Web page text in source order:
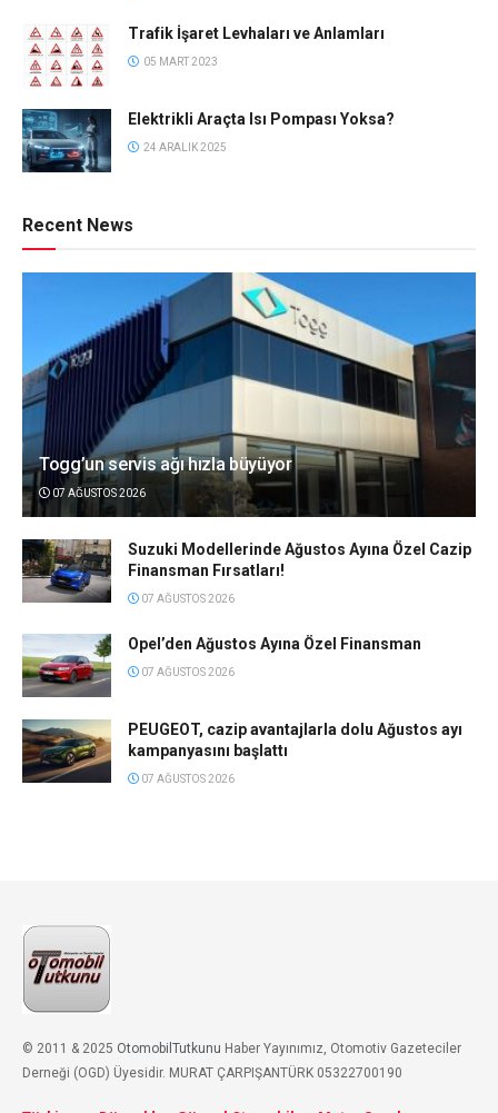
Trafik İşaret Levhaları ve Anlamları
05 MART 2023
Elektrikli Araçta Isı Pompası Yoksa?
24 ARALIK 2025
Recent News
Togg’un servis ağı hızla büyüyor
07 AĞUSTOS 2026
Suzuki Modellerinde Ağustos Ayına Özel Cazip
Finansman Fırsatları!
07 AĞUSTOS 2026
Opel’den Ağustos Ayına Özel Finansman
07 AĞUSTOS 2026
PEUGEOT, cazip avantajlarla dolu Ağustos ayı
kampanyasını başlattı
07 AĞUSTOS 2026
© 2011 & 2025 OtomobilTutkunu Haber Yayınımız, Otomotiv Gazeteciler
Derneği (OGD) Üyesidir. MURAT ÇARPIŞANTÜRK 05322700190